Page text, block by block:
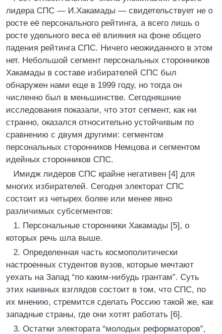
лидера СПС — И.Хакамады — свидетельствует не о
росте её персонального рейтинга, а всего лишь о
росте удельного веса её влияния на фоне общего
падения рейтинга СПС. Ничего неожиданного в этом
нет. Небольшой сегмент персональных сторонников
Хакамады в составе избирателей СПС был
обнаружен нами еще в 1999 году, но тогда он
численно был в меньшинстве. Сегодняшние
исследования показали, что этот сегмент, как ни
странно, оказался относительно устойчивым по
сравнению с двумя другими: сегментом
персональных сторонников Немцова и сегментом
идейных сторонников СПС.
Имидж лидеров СПС крайне негативен [4] для
многих избирателей. Сегодня электорат СПС
состоит из четырех более или менее явно
различимых субсегментов:
1. Персональные сторонники Хакамады [5], о
которых речь шла выше.
2. Определенная часть космополитически
настроенных студентов вузов, которые мечтают
уехать на Запад “по каким-нибудь грантам”. Суть
этих наивных взглядов состоит в том, что СПС, по
их мнению, стремится сделать Россию такой же, как
западные страны, где они хотят работать [6].
3. Остатки электората “молодых реформаторов”,